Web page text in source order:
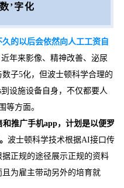
’字化
的以后会依然向人工工资自
近年来影像、精神改善、泌尿
子5化，但波士顿科学合理的
设施设备自身，不仅都要人
等方面。
推广手机app，计划是以便罗
波士顿科学技术根据AI接口传
正规的途径展示正规的资料
为雇主带动另外的培育就